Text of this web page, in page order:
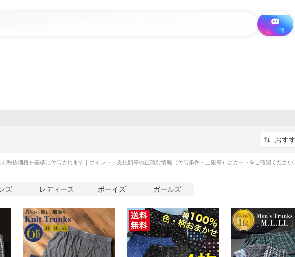
i と探す
おす
則税抜価格を基準に付与されます｜ポイント・支払額等の正確な情報（付与条件・上限等）はカートをご確認ください
ズ レディース ボーイズ ガールズ